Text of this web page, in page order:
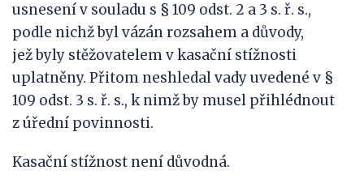
usnesení v souladu s § 109 odst. 2 a 3 s. ř. s.,
podle nichž byl vázán rozsahem a důvody,
jež byly stěžovatelem v kasační stížnosti
uplatněny. Přitom neshledal vady uvedené v §
109 odst. 3 s. ř. s., k nimž by musel přihlédnout
z úřední povinnosti.
Kasační stížnost není důvodná.